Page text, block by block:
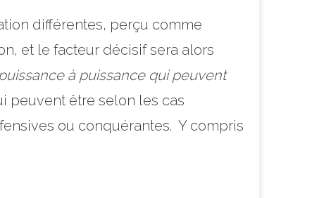
différentes, perçu comme
et le facteur décisif sera alors
à puissance qui peuvent
peuvent être selon les cas
ou conquérantes. Y compris